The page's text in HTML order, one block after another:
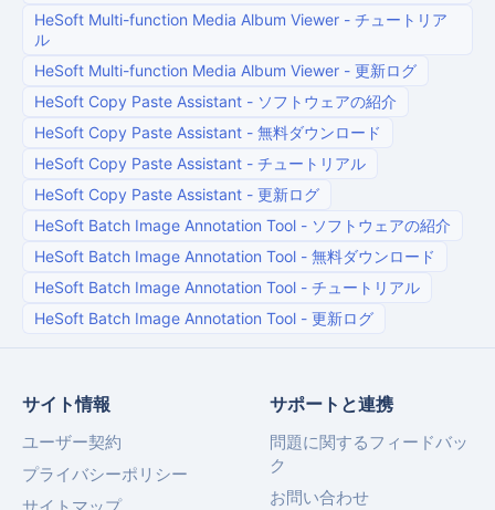
HeSoft Multi-function Media Album Viewer - チュートリア
ル
HeSoft Multi-function Media Album Viewer - 更新ログ
HeSoft Copy Paste Assistant - ソフトウェアの紹介
HeSoft Copy Paste Assistant - 無料ダウンロード
HeSoft Copy Paste Assistant - チュートリアル
HeSoft Copy Paste Assistant - 更新ログ
HeSoft Batch Image Annotation Tool - ソフトウェアの紹介
HeSoft Batch Image Annotation Tool - 無料ダウンロード
HeSoft Batch Image Annotation Tool - チュートリアル
HeSoft Batch Image Annotation Tool - 更新ログ
サイト情報
ユーザー契約
プライバシーポリシー
サポートと連携
問題に関するフィードバッ
ク
お問い合わせ